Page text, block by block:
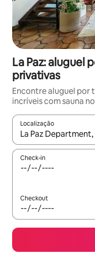
La Paz: aluguel
privativas
Encontre aluguel por
incríveis com sauna
Localização
Quando os
Check-in
Checkout